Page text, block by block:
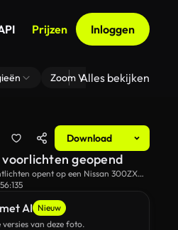
Prijzen Inloggen
Zoom Virtuele
Alles bekijken
Download
AI
Nieuw
van deze foto.
geopend
opent op een Nissan 300ZX